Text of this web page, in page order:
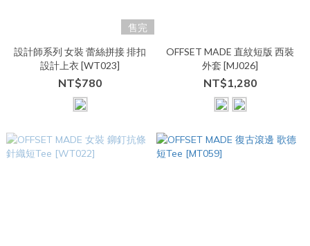
售完
設計師系列 女裝 蕾絲拼接 排扣
設計上衣 [WT023]
NT$780
OFFSET MADE 直紋短版 西裝
外套 [MJ026]
NT$1,280